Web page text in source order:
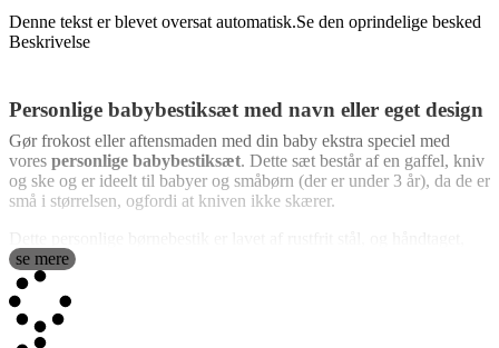
Denne tekst er blevet oversat automatisk.Se den oprindelige besked
Beskrivelse
Personlige babybestiksæt med navn eller eget design
Gør frokost eller aftensmaden med din baby ekstra speciel med
vores personlige babybestiksæt. Dette sæt består af en gaffel, kniv
og ske og er ideelt til babyer og småbørn (der er under 3 år), da de er
små i størrelsen, ogfordi at kniven ikke skærer.
som er den del, vi personliggører med dit design, er lavet af hvidt
plastik. Du kan designe dit bestik med et design, et logo, et navn
eller en tekst efter eget valg, som trykkes på håndtaget. Vi giver dig
også forskellige foruddesignede skabeloner, som du nemt kan
tilpasse og ændre for at få det til at se eksklusivt ud.
se mere